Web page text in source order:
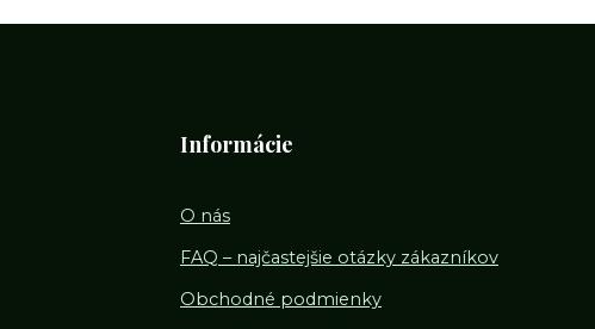
Informácie
O nás
FAQ – najčastejšie otázky zákazníkov
Obchodné podmienky